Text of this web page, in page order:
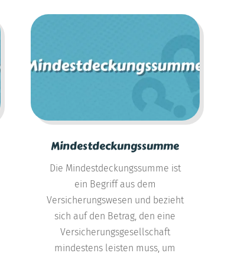
Mindestdeckungssumme
Die Mindestdeckungssumme ist
ein Begriff aus dem
Versicherungswesen und bezieht
sich auf den Betrag, den eine
Versicherungsgesellschaft
mindestens leisten muss, um